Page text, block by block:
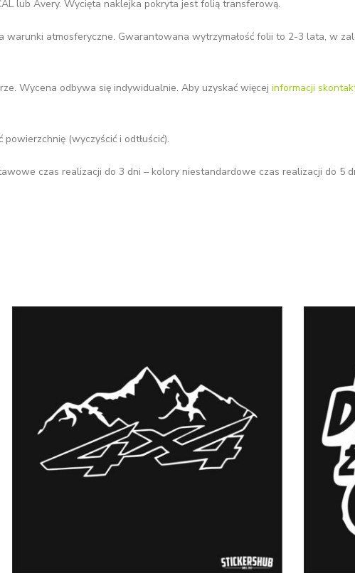
lub Avery. Wycięta naklejka pokryta jest folią transferową.
warunki atmosferyczne. Gwarantowana wytrzymałość folii to 2-3 lata, w
Wycena odbywa się indywidualnie. Aby uzyskać więcej informacji
(wyczyścić i odtłuścić).
czas realizacji do 3 dni – kolory niestandardowe czas realizacji do 5